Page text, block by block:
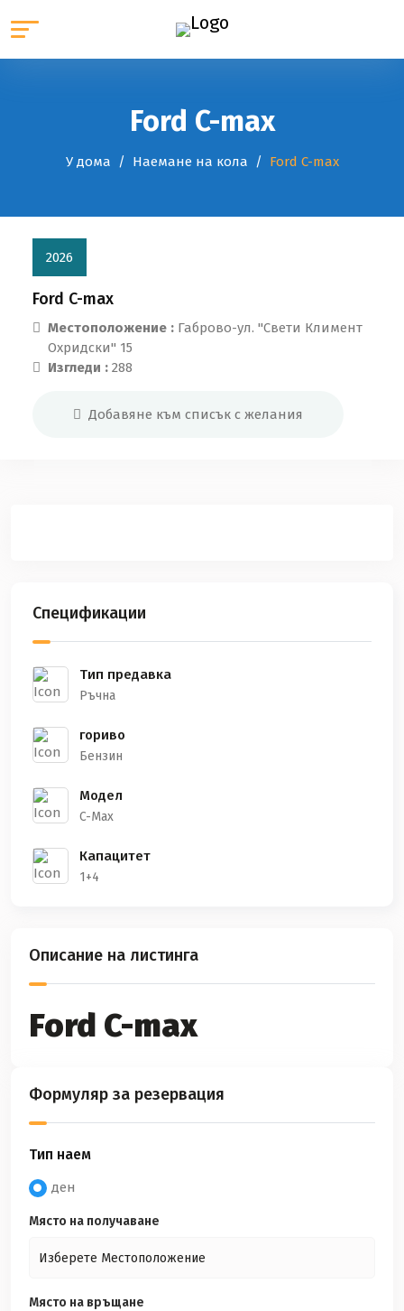
Ford C-max
У дома Наемане на кола Ford C-max
2026
Ford C-max
Местоположение : Габрово-ул. "Свети Климент
Охридски" 15
Изгледи : 288
Добавяне към списък с желания
Спецификации
Тип предавка
Ръчна
гориво
Бензин
Модел
C-Max
Капацитет
1+4
Описание на листинга
Ford C-max
Формуляр за резервация
Тип наем
ден
Място на получаване
Място на връщане